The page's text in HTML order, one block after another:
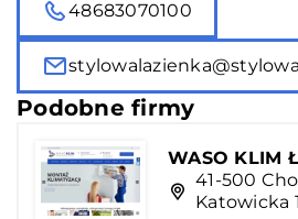
48683070100
Podobne firmy
WASO KLIM
41-500
Katowicka